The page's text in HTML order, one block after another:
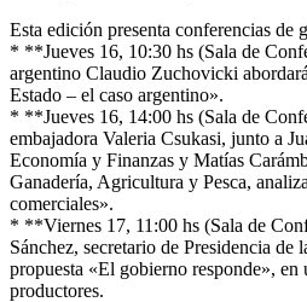
Esta edición presenta conferencias de
* **Jueves 16, 10:30 hs (Sala de
argentino Claudio Zuchovicki
Estado – el caso argentino».
* **Jueves 16, 14:00 hs (Sala de
embajadora Valeria Csukasi, junto a
Economía y Finanzas y Matías
Ganadería, Agricultura y Pesca,
comerciales».
* **Viernes 17, 11:00 hs (Sala de
Sánchez, secretario de Presidencia de
propuesta «El gobierno responde»,
productores.